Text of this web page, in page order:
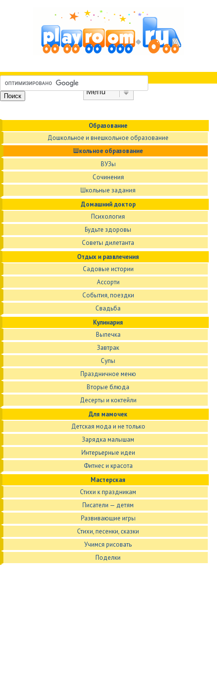
Образование
Дошкольное и внешкольное образование
Школьное образование
ВУЗы
Сочинения
Школьные задания
Домашний доктор
Психология
Будьте здоровы
Советы дилетанта
Отдых и развлечения
Садовые истории
Ассорти
События, поездки
Свадьба
Кулинария
Выпечка
Завтрак
Супы
Праздничное меню
Вторые блюда
Десерты и коктейли
Для мамочек
Детская мода и не только
Зарядка малышам
Интерьерные идеи
Фитнес и красота
Мастерская
Стихи к праздникам
Писатели — детям
Развивающие игры
Стихи, песенки, сказки
Учимся рисовать
Поделки